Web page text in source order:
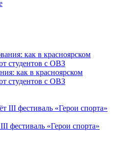
как в красноярском
студентов с ОВЗ
фестиваль «Герои спорта»